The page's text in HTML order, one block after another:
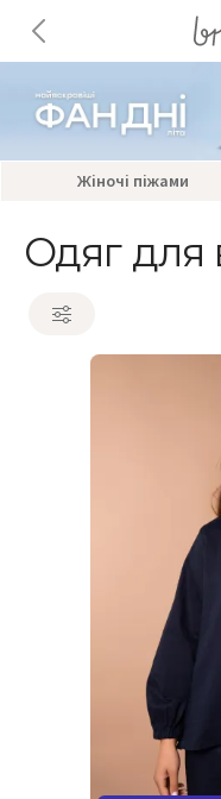
Жіночі піжами
Одяг для